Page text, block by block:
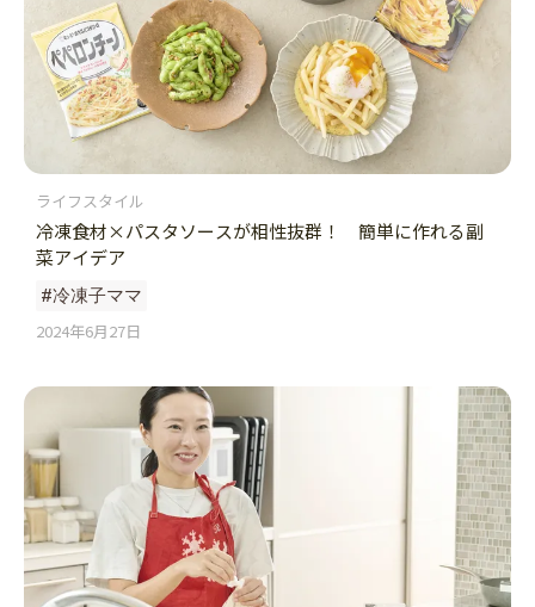
ライフスタイル
冷凍食材×パスタソースが相性抜群！ 簡単に作れる副
菜アイデア
#冷凍子ママ
2024年6月27日